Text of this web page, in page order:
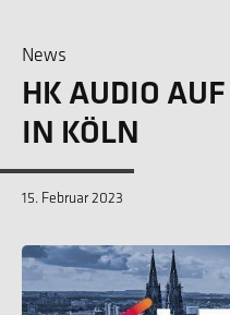
News
HK AUDIO
IN KÖLN
15. Februar 2023